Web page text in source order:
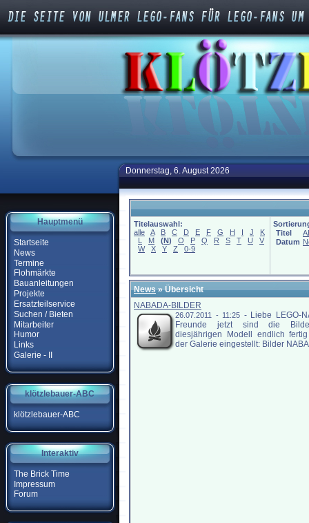
Hauptmenü
Startseite
News
Termine
Flohmärkte
Bauanleitungen
Projekte
Ersatzteilservice
Suchen / Bieten
Mitarbeiter
Humor
Links
Galerie - II
klötzlebauer-ABC
klötzlebauer-ABC
Interaktiv
The Brick Time
Impressum
Forum
Donnerstag, 6. August 2026
Titelauswahl:
alle
A B C D E F G H I J
K
L
M (N) O P Q R S T U
V
W
X Y Z 0-9
Titel
Datum
News» Übersicht
NABADA-BILDER
26.07.2011 - 11:25 - Liebe LEGO-
Freunde jetzt sind die
diesjährigen Modell endlich
der Galerie eingestellt: Bilder